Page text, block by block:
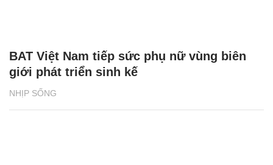
NHỊP SỐNG
BAT Việt Nam tiếp sức phụ nữ vùng biên
giới phát triển sinh kế